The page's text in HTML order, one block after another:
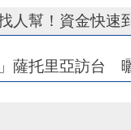
人幫！資金快速
薩托里亞訪台